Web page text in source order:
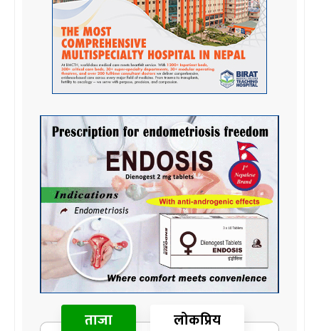
ताजा लोकप्रिय